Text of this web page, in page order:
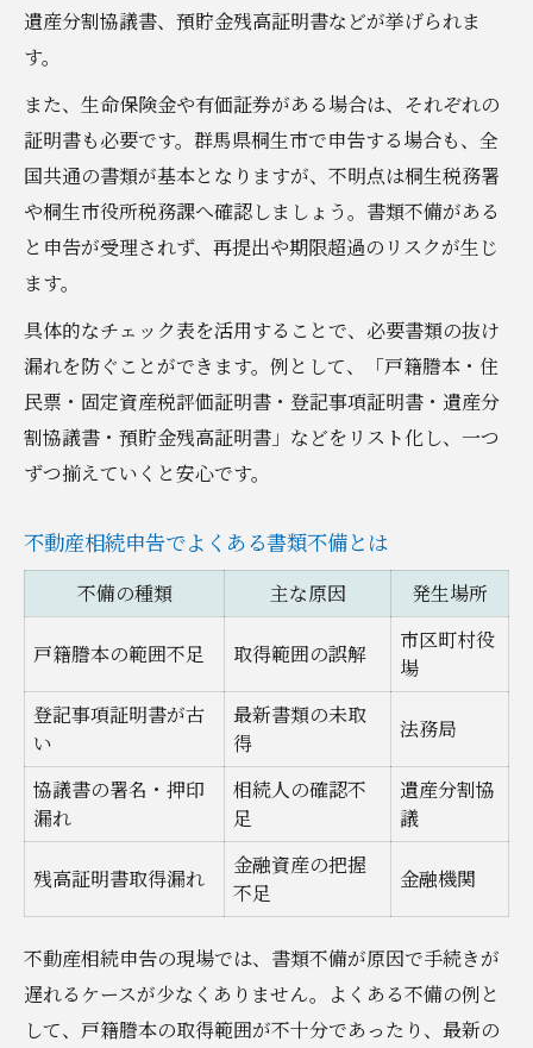
遺産分割協議書、預貯金残高証明書などが挙げられま
す。
また、生命保険金や有価証券がある場合は、それぞれの
証明書も必要です。群馬県桐生市で申告する場合も、全
国共通の書類が基本となりますが、不明点は桐生税務署
や桐生市役所税務課へ確認しましょう。書類不備がある
と申告が受理されず、再提出や期限超過のリスクが生じ
ます。
具体的なチェック表を活用することで、必要書類の抜け
漏れを防ぐことができます。例として、「戸籍謄本・住
民票・固定資産税評価証明書・登記事項証明書・遺産分
割協議書・預貯金残高証明書」などをリスト化し、一つ
ずつ揃えていくと安心です。
不動産相続申告でよくある書類不備とは
不備の種類 主な原因 発生場所
戸籍謄本の範囲不足 取得範囲の誤解
市区町村役
場
登記事項証明書が古
い
最新書類の未取
得
法務局
協議書の署名・押印
漏れ
相続人の確認不
足
遺産分割協
議
残高証明書取得漏れ
金融資産の把握
不足
金融機関
不動産相続申告の現場では、書類不備が原因で手続きが
遅れるケースが少なくありません。よくある不備の例と
して、戸籍謄本の取得範囲が不十分であったり、最新の